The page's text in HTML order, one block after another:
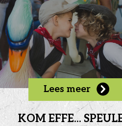
Lees meer
KOM EFFE...